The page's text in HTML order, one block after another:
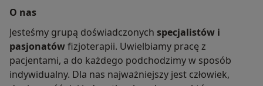
O nas
Jesteśmy grupą doświadczonych specjalistów i
pasjonatówfizjoterapii. Uwielbiamy pracę z
pacjentami, a do każdego podchodzimy w sposób
indywidualny. Dla nas najważniejszy jest człowiek,